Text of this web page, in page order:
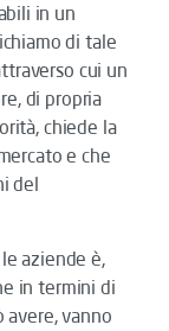
in un
di tale
cui un
di propria
chiede la
e che
del
aziende è,
in termini di
vanno